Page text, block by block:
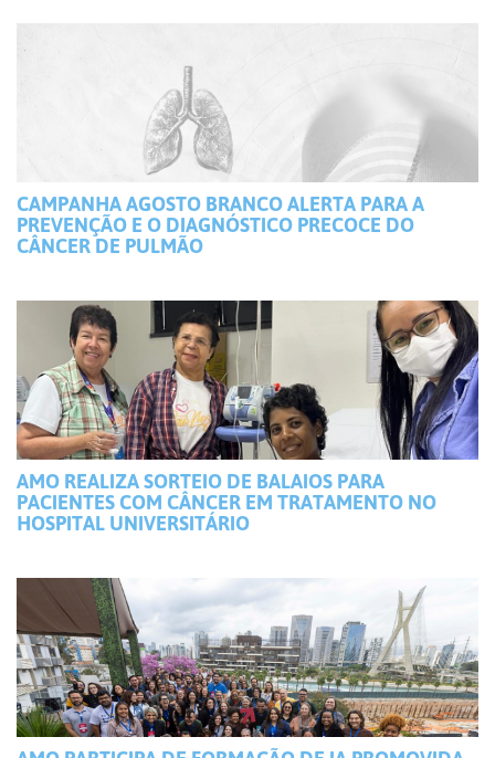
CAMPANHA AGOSTO BRANCO ALERTA PARA A
PREVENÇÃO E O DIAGNÓSTICO PRECOCE DO
CÂNCER DE PULMÃO
AMO REALIZA SORTEIO DE BALAIOS PARA
PACIENTES COM CÂNCER EM TRATAMENTO NO
HOSPITAL UNIVERSITÁRIO